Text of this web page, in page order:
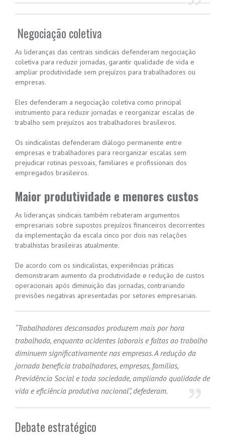
Negociação coletiva
As lideranças das centrais sindicais defenderam negociação
coletiva para reduzir jornadas, garantir qualidade de vida e
ampliar produtividade sem prejuízos para trabalhadores ou
empresas.
Eles defenderam a negociação coletiva como principal
instrumento para reduzir jornadas e reorganizar escalas de
trabalho sem prejuízos aos trabalhadores brasileiros.
Os sindicalistas defenderam diálogo permanente entre
empresas e trabalhadores para reorganizar escalas sem
prejudicar rotinas pessoais, familiares e profissionais dos
empregados brasileiros.
Maior produtividade e menores custos
As lideranças sindicais também rebateram argumentos
empresariais sobre supostos prejuízos financeiros decorrentes
da implementação da escala cinco por dois nas relações
trabalhistas brasileiras atualmente.
De acordo com os sindicalistas, experiências práticas
demonstraram aumento da produtividade e redução de custos
operacionais após diminuição das jornadas, contrariando
previsões negativas apresentadas por setores empresariais.
“Trabalhadores descansados produzem mais por hora
trabalhada, enquanto acidentes laborais e faltas ao trabalho
diminuem significativamente nas empresas. A redução da
jornada beneficia trabalhadores, empresas, famílias,
Previdência Social e toda sociedade, ampliando qualidade de
vida e eficiência produtiva nacional”, defederam.
Debate estratégico